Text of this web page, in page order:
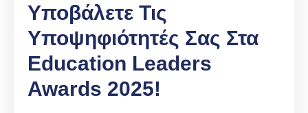
Υποβάλετε Τις
Υποψηφιότητές Σας Στα
Education Leaders
Awards 2025!